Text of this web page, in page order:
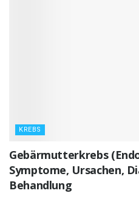
KREBS
Gebärmutterkrebs
Symptome, Ursachen,
Behandlung